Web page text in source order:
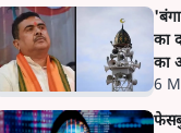
का
का
6